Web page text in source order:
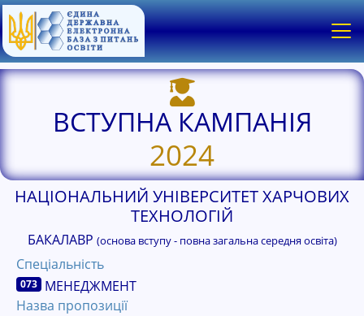
ВСТУПНА КАМПАНІЯ
2024
НАЦІОНАЛЬНИЙ УНІВЕРСИТЕТ ХАРЧОВИХ
ТЕХНОЛОГІЙ
БАКАЛАВР (основа вступу - повна загальна середня освіта)
Спеціальність
073
МЕНЕДЖМЕНТ
Назва пропозиції